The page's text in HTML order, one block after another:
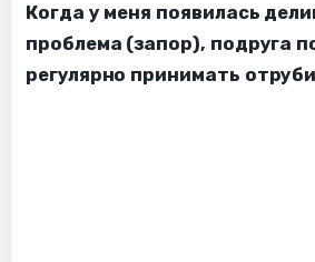
Когда у меня появилась
проблема (запор), подруга
регулярно принимать